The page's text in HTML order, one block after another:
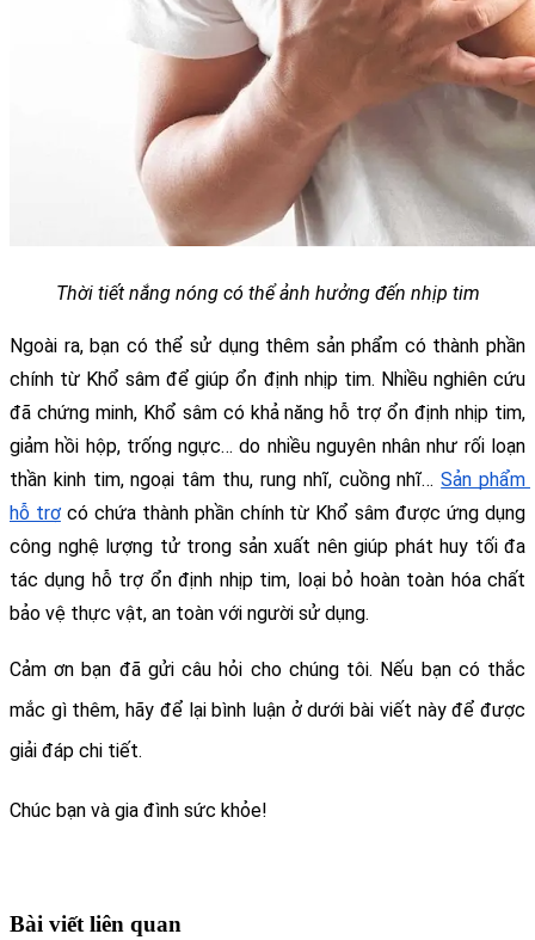
Thời tiết nắng nóng có thể ảnh hưởng đến nhịp tim
Ngoài ra, bạn có thể sử dụng thêm sản phẩm có thành phần
chính từ Khổ sâm để giúp ổn định nhịp tim. Nhiều nghiên cứu
đã chứng minh, Khổ sâm có khả năng hỗ trợ ổn định nhịp tim,
giảm hồi hộp, trống ngực… do nhiều nguyên nhân như rối loạn
thần kinh tim, ngoại tâm thu, rung nhĩ, cuồng nhĩ… Sản phẩm
hỗ trợ có chứa thành phần chính từ Khổ sâm được ứng dụng
công nghệ lượng tử trong sản xuất nên giúp phát huy tối đa
tác dụng hỗ trợ ổn định nhịp tim, loại bỏ hoàn toàn hóa chất
bảo vệ thực vật, an toàn với người sử dụng.
Cảm ơn bạn đã gửi câu hỏi cho chúng tôi. Nếu bạn có thắc
mắc gì thêm, hãy để lại bình luận ở dưới bài viết này để được
giải đáp chi tiết.
Chúc bạn và gia đình sức khỏe!
Bài viết liên quan